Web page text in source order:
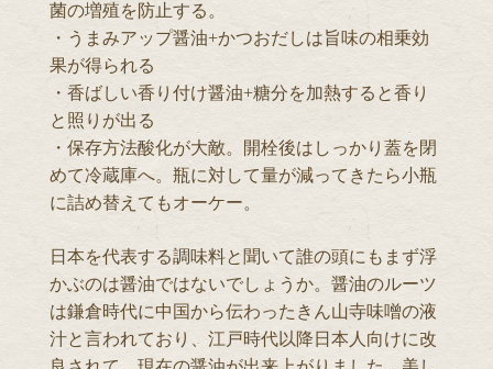
菌の増殖を防止する。
・うまみアップ醤油+かつおだしは旨味の相乗効
果が得られる
・香ばしい香り付け醤油+糖分を加熱すると香り
と照りが出る
・保存方法酸化が大敵。開栓後はしっかり蓋を閉
めて冷蔵庫へ。瓶に対して量が減ってきたら小瓶
に詰め替えてもオーケー。
日本を代表する調味料と聞いて誰の頭にもまず浮
かぶのは醤油ではないでしょうか。醤油のルーツ
は鎌倉時代に中国から伝わったきん山寺味噌の液
汁と言われており、江戸時代以降日本人向けに改